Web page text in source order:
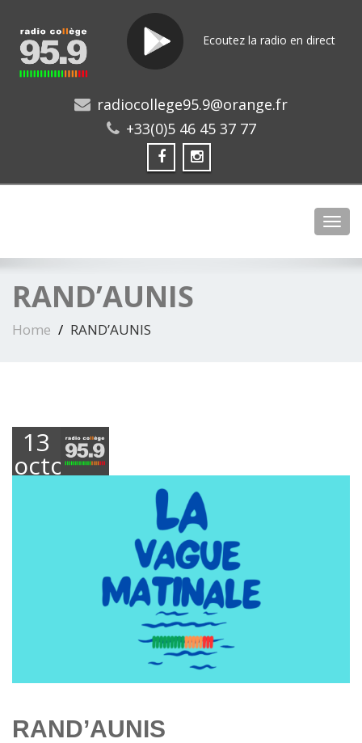
Ecoutez la radio en direct
radiocollege95.9@orange.fr
+33(0)5 46 45 37 77
RAND’AUNIS
Home RAND’AUNIS
13
octobre
RAND’AUNIS